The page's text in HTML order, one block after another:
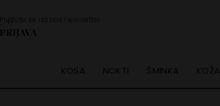
Prijavite se na naš newsletter
PRIJAVA
KOSA NOKTI ŠMINKA KOŽA